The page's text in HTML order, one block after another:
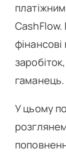
гаманець.
У цьому